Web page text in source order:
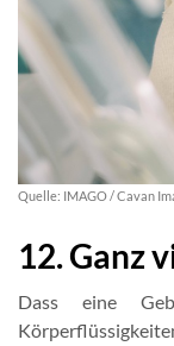
Quelle: IMAGO / Cavan
12. Ganz
Dass eine